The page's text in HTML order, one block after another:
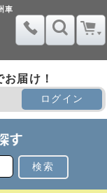
車
届け！
ログイン
検索